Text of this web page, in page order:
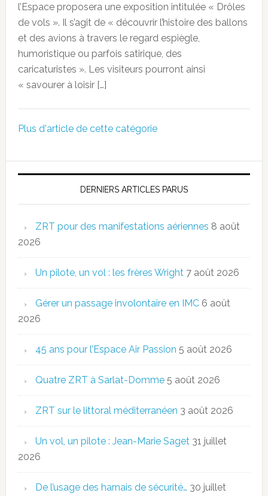
l’Espace proposera une exposition intitulée « Drôles
de vols ». Il s’agit de « découvrir l’histoire des ballons
et des avions à travers le regard espiègle,
humoristique ou parfois satirique, des
caricaturistes ». Les visiteurs pourront ainsi
« savourer à loisir […]
Plus d'article de cette catégorie
DERNIERS ARTICLES PARUS
ZRT pour des manifestations aériennes 8 août
2026
Un pilote, un vol : les frères Wright 7 août 2026
Gérer un passage involontaire en IMC 6 août
2026
45 ans pour l’Espace Air Passion 5 août 2026
Quatre ZRT à Sarlat-Domme 5 août 2026
ZRT sur le littoral méditerranéen 3 août 2026
Un vol, un pilote : Jean-Marie Saget 31 juillet
2026
De l’usage des harnais de sécurité… 30 juillet